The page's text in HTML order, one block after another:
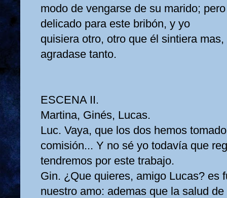
modo de vengarse de su marido;
delicado para este bribón, y yo
quisiera otro, otro que él sintiera
agradase tanto.
ESCENA II.
Martina, Ginés, Lucas.
Luc. Vaya, que los dos hemos
comisión... Y no sé yo todavía que
tendremos por este trabajo.
Gin. ¿Que quieres, amigo Lucas? es
nuestro amo: ademas que la salud de